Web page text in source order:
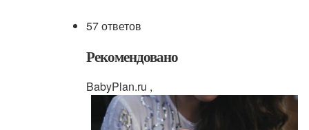
57 ответов
Рекомендовано
BabyPlan.ru ,